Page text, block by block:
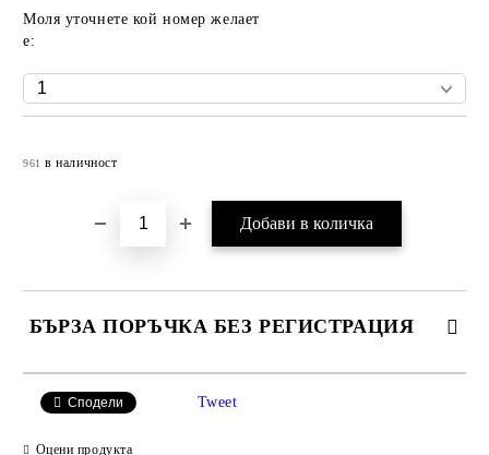
Моля уточнете кой номер желает
е:
961 в наличност
БЪРЗА ПОРЪЧКА БЕЗ РЕГИСТРАЦИЯ
Сподели Tweet
Оцени продукта